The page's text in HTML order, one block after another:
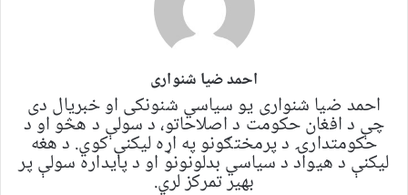
احمد ضیا شنواری
احمد ضیا شنواری یو سياسي شنونکی او خبریال دی
چې د افغان حکومت د اصلاحاتو، د سولې د هڅو او د
حکومتدارۍ د پرمختګونو په اړه لیکنې کوي. د هغه
لیکنې د هیواد د سیاسي بدلونونو او د پایداره سولې پر
بهیر تمرکز لري.